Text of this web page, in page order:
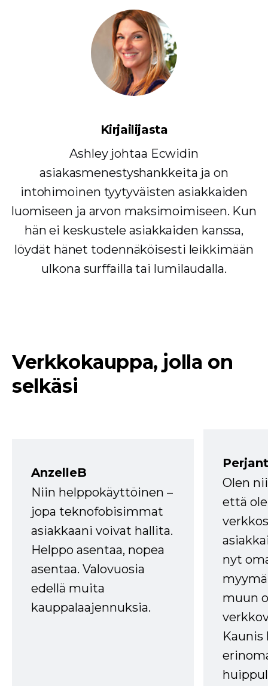
Kirjailijasta
Ashley johtaa Ecwidin
asiakasmenestyshankkeita ja on
intohimoinen tyytyväisten asiakkaiden
luomiseen ja arvon maksimoimiseen. Kun
hän ei keskustele asiakkaiden kanssa,
löydät hänet todennäköisesti leikkimään
ulkona surffailla tai lumilaudalla.
Verkkokauppa, jolla on
selkäsi
AnzelleB
Niin helppokäyttöinen –
jopa teknofobisimmat
asiakkaani voivat hallita.
Helppo asentaa, nopea
asentaa. Valovuosia
edellä muita
kauppalaajennuksia.
Olen
että
nyt
muun
Kaunis